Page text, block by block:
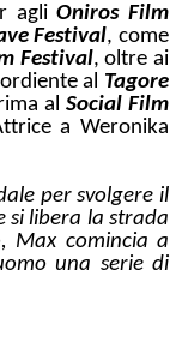
agliOniros Film
Festival, come
Festival, oltre ai
al Tagore
al Social Film
a Weronika
per svolgere il
si libera la strada
Max comincia a
una serie di